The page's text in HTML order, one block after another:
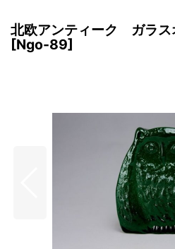
北欧アンティーク ガラス
[Ngo-89]